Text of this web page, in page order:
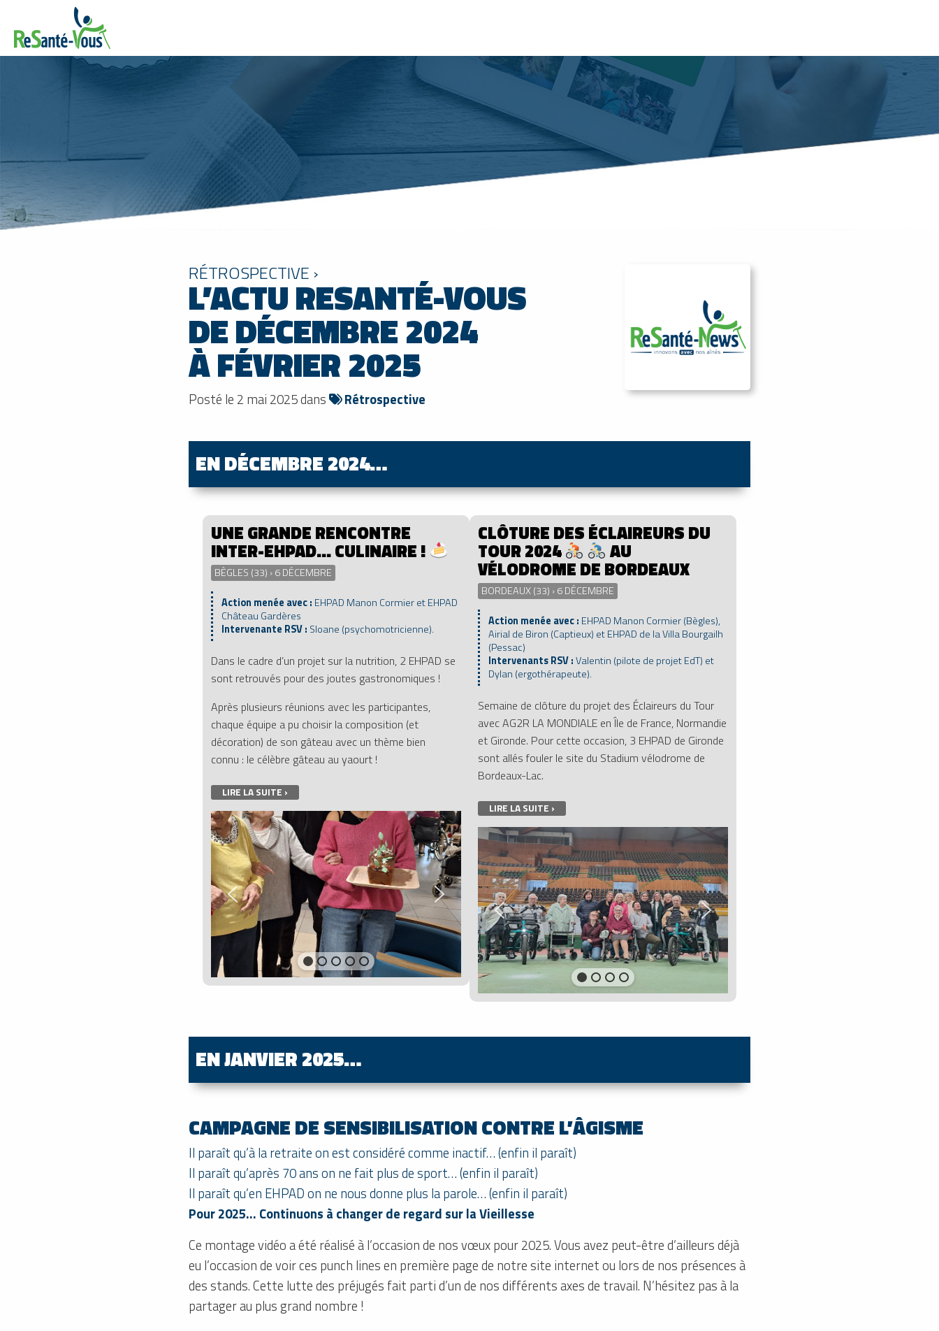
RÉTROSPECTIVE ›
L’ACTU RESANTÉ-VOUS
DE DÉCEMBRE 2024
À FÉVRIER 2025
Posté le 2 mai 2025 dans Rétrospective
EN DÉCEMBRE 2024…
UNE GRANDE RENCONTRE
INTER-EHPAD… CULINAIRE !
BÈGLES (33) › 6 DÉCEMBRE
Action menée avec : EHPAD Manon Cormier et EHPAD
Château Gardères
Intervenante RSV : Sloane (psychomotricienne).
Dans le cadre d’un projet sur la nutrition, 2 EHPAD se
sont retrouvés pour des joutes gastronomiques !
Après plusieurs réunions avec les participantes,
chaque équipe a pu choisir la composition (et
décoration) de son gâteau avec un thème bien
connu : le célèbre gâteau au yaourt !
LIRE LA SUITE ›
CLÔTURE DES ÉCLAIREURS DU
TOUR 2024 AU
VÉLODROME DE BORDEAUX
BORDEAUX (33) › 6 DÉCEMBRE
Action menée avec : EHPAD Manon Cormier (Bègles),
Airial de Biron (Captieux) et EHPAD de la Villa Bourgailh
(Pessac)
Intervenants RSV :Valentin (pilote de projet EdT) et
Dylan (ergothérapeute).
Semaine de clôture du projet des Éclaireurs du Tour
avec AG2R LA MONDIALE en Île de France, Normandie
et Gironde. Pour cette occasion, 3 EHPAD de Gironde
sont allés fouler le site du Stadium vélodrome de
Bordeaux-Lac.
LIRE LA SUITE ›
EN JANVIER 2025…
CAMPAGNE DE SENSIBILISATION CONTRE L’ÂGISME
Il paraît qu’à la retraite on est considéré comme inactif… (enfin il paraît)
Il paraît qu’après 70 ans on ne fait plus de sport… (enfin il paraît)
Il paraît qu’en EHPAD on ne nous donne plus la parole… (enfin il paraît)
Pour 2025… Continuons à changer de regard sur la Vieillesse
Ce montage vidéo a été réalisé à l’occasion de nos vœux pour 2025. Vous avez peut-être d’ailleurs déjà
eu l’occasion de voir ces punch lines en première page de notre site internet ou lors de nos présences à
des stands. Cette lutte des préjugés fait parti d’un de nos différents axes de travail. N’hésitez pas à la
partager au plus grand nombre !